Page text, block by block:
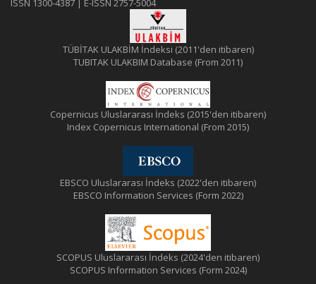
ISSN 1300-4387 | E-ISSN 2757-5004
TÜBİTAK ULAKBİM İndeksi (2011'den itibaren)
TUBITAK ULAKBIM Database (From 2011)
Copernicus Uluslararası İndeks (2015'den itibaren)
Index Copernicus International (From 2015)
EBSCO Uluslararası İndeks (2022'den itibaren)
EBSCO Information Services (Form 2022)
SCOPUS Uluslararası İndeks (2024'den itibaren)
SCOPUS Information Services (Form 2024)